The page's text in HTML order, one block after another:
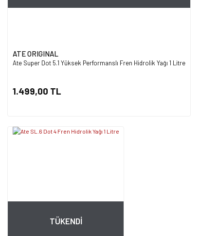
ATE ORIGINAL
Ate Super Dot 5.1 Yüksek Performanslı Fren Hidrolik Yağı 1 Litre
1.499,00 TL
TÜKENDİ